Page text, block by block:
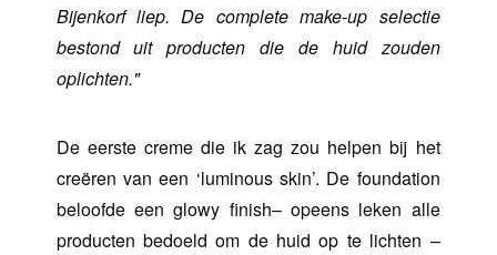
Bijenkorf liep. De complete make-up selectie
bestond uit producten die de huid zouden
oplichten."
De eerste creme die ik zag zou helpen bij het
creëren van een ‘luminous skin’. De foundation
beloofde een glowy finish– opeens leken alle
producten bedoeld om de huid op te lichten –